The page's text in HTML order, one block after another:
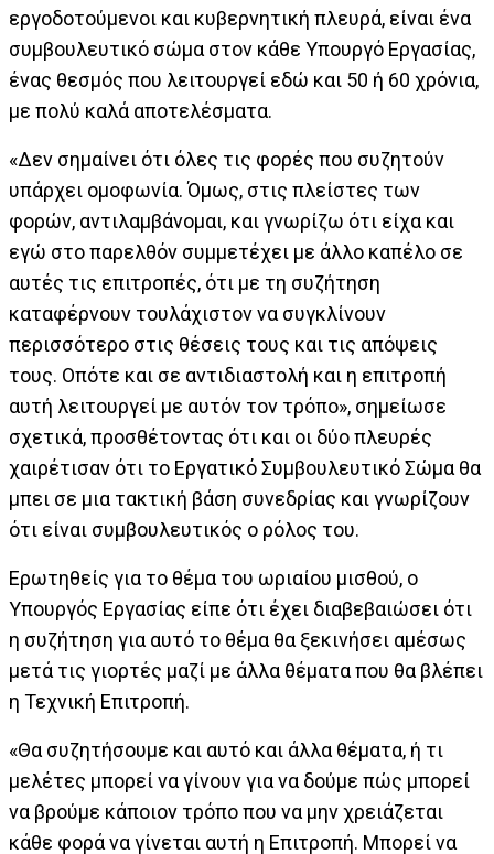
εργοδοτούμενοι και κυβερνητική πλευρά, είναι ένα
συμβουλευτικό σώμα στον κάθε Υπουργό Εργασίας,
ένας θεσμός που λειτουργεί εδώ και 50 ή 60 χρόνια,
με πολύ καλά αποτελέσματα.
«Δεν σημαίνει ότι όλες τις φορές που συζητούν
υπάρχει ομοφωνία. Όμως, στις πλείστες των
φορών, αντιλαμβάνομαι, και γνωρίζω ότι είχα και
εγώ στο παρελθόν συμμετέχει με άλλο καπέλο σε
αυτές τις επιτροπές, ότι με τη συζήτηση
καταφέρνουν τουλάχιστον να συγκλίνουν
περισσότερο στις θέσεις τους και τις απόψεις
τους. Οπότε και σε αντιδιαστολή και η επιτροπή
αυτή λειτουργεί με αυτόν τον τρόπο», σημείωσε
σχετικά, προσθέτοντας ότι και οι δύο πλευρές
χαιρέτισαν ότι το Εργατικό Συμβουλευτικό Σώμα θα
μπει σε μια τακτική βάση συνεδρίας και γνωρίζουν
ότι είναι συμβουλευτικός ο ρόλος του.
Ερωτηθείς για το θέμα του ωριαίου μισθού, ο
Υπουργός Εργασίας είπε ότι έχει διαβεβαιώσει ότι
η συζήτηση για αυτό το θέμα θα ξεκινήσει αμέσως
μετά τις γιορτές μαζί με άλλα θέματα που θα βλέπει
η Τεχνική Επιτροπή.
«Θα συζητήσουμε και αυτό και άλλα θέματα, ή τι
μελέτες μπορεί να γίνουν για να δούμε πώς μπορεί
να βρούμε κάποιον τρόπο που να μην χρειάζεται
κάθε φορά να γίνεται αυτή η Επιτροπή. Μπορεί να